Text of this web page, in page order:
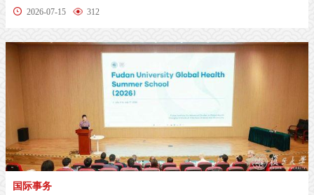
益还关...
2026-07-15 312
国际事务